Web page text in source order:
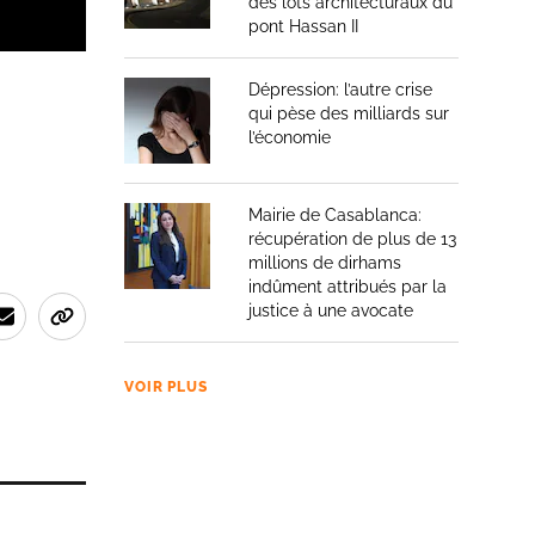
pont Hassan II
Dépression: l’autre crise
qui pèse des milliards sur
l’économie
Mairie de Casablanca:
récupération de plus de 13
millions de dirhams
indûment attribués par la
justice à une avocate
VOIR PLUS